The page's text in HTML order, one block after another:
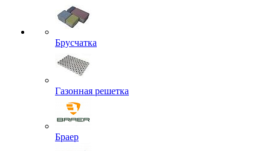
Брусчатка
Газонная решетка
Браер